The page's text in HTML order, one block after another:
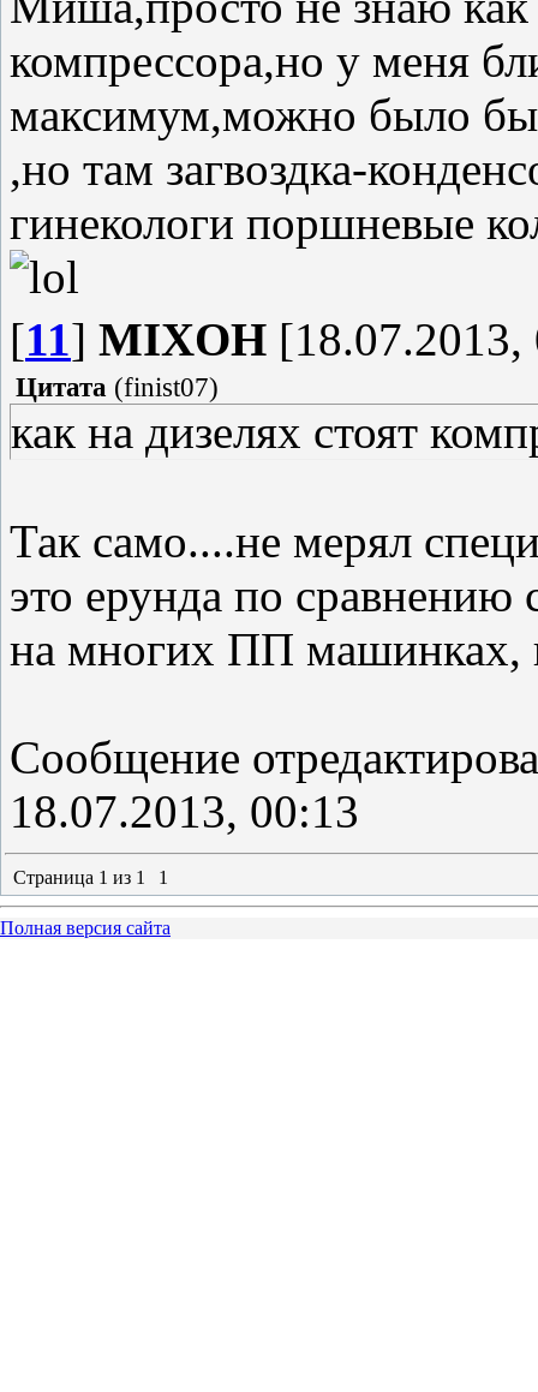
компрессора,но у меня
максимум,можно было бы
,но там загвоздка-
гинекологи поршневые
[11] MIXOH [18.07.2013,
Цитата (finist07)
как на дизелях стоят
Так само....не мерял
это ерунда по сравнению
на многих ПП машинках,
Сообщение
18.07.2013, 00:13
Страница 1 из 1 1
Полная версия сайта